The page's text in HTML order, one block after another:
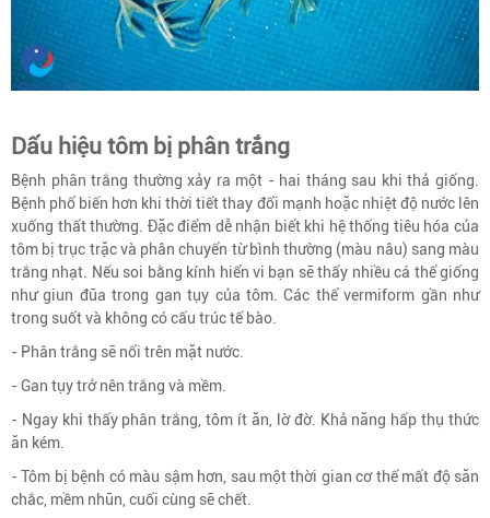
Dấu hiệu tôm bị phân trắng
Bệnh phân trắng thường xảy ra một - hai tháng sau khi thả giống.
Bệnh phổ biến hơn khi thời tiết thay đổi mạnh hoặc nhiệt độ nước lên
xuống thất thường. Đặc điểm dễ nhận biết khi hệ thống tiêu hóa của
tôm bị trục trặc và phân chuyển từ bình thường (màu nâu) sang màu
trắng nhạt. Nếu soi bằng kính hiển vi bạn sẽ thấy nhiều cá thể giống
như giun đũa trong gan tụy của tôm. Các thể vermiform gần như
trong suốt và không có cấu trúc tế bào.
- Phân trắng sẽ nổi trên mặt nước.
- Gan tụy trở nên trắng và mềm.
- Ngay khi thấy phân trắng, tôm ít ăn, lờ đờ. Khả năng hấp thụ thức
ăn kém.
- Tôm bị bệnh có màu sậm hơn, sau một thời gian cơ thể mất độ săn
chắc, mềm nhũn, cuối cùng sẽ chết.